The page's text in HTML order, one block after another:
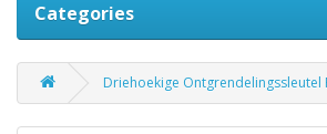
Categories
Driehoekige Ontgrendelingssleutel